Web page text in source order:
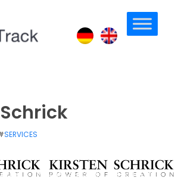
SERVICES
2021 / VON ANJA BOSIOK / 0 MIN READ